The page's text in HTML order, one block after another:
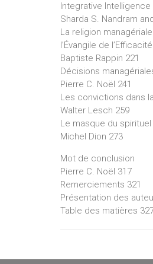
Integrative
Sharda S. Nandram
La religion
l’Évangile de l’Efficacité
Baptiste Rappin 221
Décisions
Pierre C. Noël 241
Les convictions dans
Walter Lesch 259
Le masque du
Michel Dion 273
Mot de conclusion
Pierre C. Noël 317
Remerciements 321
Présentation des
Table des matières